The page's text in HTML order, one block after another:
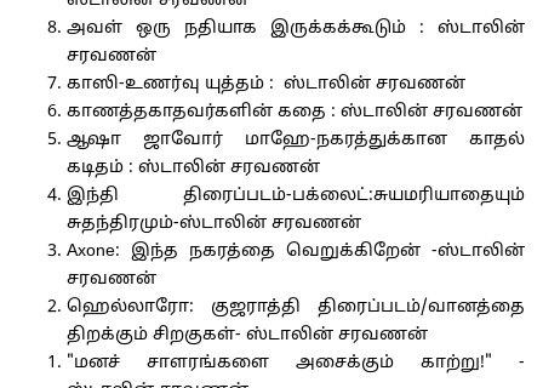
அவள் ஒரு நதியாக இருக்கக்கூடும் : ஸ்டாலின்
சரவணன்
காஸி-உணர்வு யுத்தம் : ஸ்டாலின் சரவணன்
காணத்தகாதவர்களின் கதை : ஸ்டாலின் சரவணன்
ஆஷா ஜாவோர் மாஹே-நகரத்துக்கான காதல்
கடிதம் : ஸ்டாலின் சரவணன்
இந்தி திரைப்படம்-பக்லைட்:சுயமரியாதையும்
சுதந்திரமும்-ஸ்டாலின் சரவணன்
Axone: இந்த நகரத்தை வெறுக்கிறேன் -ஸ்டாலின்
சரவணன்
ஹெல்லாரோ: குஜராத்தி திரைப்படம்/வானத்தை
திறக்கும் சிறகுகள்- ஸ்டாலின் சரவணன்
"மனச் சாளரங்களை அசைக்கும் காற்று!" -